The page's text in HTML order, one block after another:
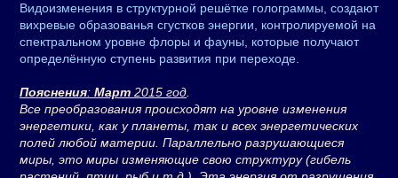
Видоизменения в структурной решётке голограммы, создают
вихревые образованья сгустков энергии, контролируемой на
спектральном уровне флоры и фауны, которые получают
определённую ступень развития при переходе.
Пояснения: Март 2015 год
Все преобразования происходят на уровне изменения
энергетики, как у планеты, так и всех энергетических
полей любой материи. Параллельно разрушающиеся
миры, это миры изменяющие свою структуру (гибель